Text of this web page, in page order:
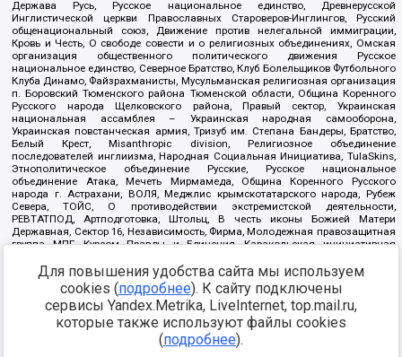
Держава Русь, Русское национальное единство, Древнерусской
Инглистической церкви Православных Староверов-Инглингов, Русский
общенациональный союз, Движение против нелегальной иммиграции,
Кровь и Честь, О свободе совести и о религиозных объединениях, Омская
организация общественного политического движения Русское
национальное единство, Северное Братство, Клуб Болельщиков Футбольного
Клуба Динамо, Файзрахманисты, Мусульманская религиозная организация
п. Боровский Тюменского района Тюменской области, Община Коренного
Русского народа Щелковского района, Правый сектор, Украинская
национальная ассамблея – Украинская народная самооборона,
Украинская повстанческая армия, Тризуб им. Степана Бандеры, Братство,
Белый Крест, Misanthropic division, Религиозное объединение
последователей инглиизма, Народная Социальная Инициатива, TulaSkins,
Этнополитическое объединение Русские, Русское национальное
объединение Атака, Мечеть Мирмамеда, Община Коренного Русского
народа г. Астрахани, ВОЛЯ, Меджлис крымскотатарского народа, Рубеж
Севера, ТОЙС, О противодействии экстремистской деятельности,
РЕВТАТПОД, Артподготовка, Штольц, В честь иконы Божией Матери
Державная, Сектор 16, Независимость, Фирма, Молодежная правозащитная
группа МПГ, Курсом Правды и Единения, Каракольская инициативная
Благотворительный пансионат Ак Умут, Русская республика Русь,
Арестантское уголовное единство, Башкорт, Нация и свобода, W.H.С., Фалунь
Дафа, Иртыш Ultras, Русский Патриотический клуб-Новокузнецк/РПК,
Сибирский державный союз, Фонд борьбы с коррупцией, Фонд защиты прав
граждан, Штабы Навального, Совет граждан СССР Прикубанского округа г.
https://minjust.gov.ru/ru/documents/7822/
Для повышения удобства сайта мы используем
cookies (подробнее). К сайту подключены
сервисы Yandex.Metrika, LiveInternet, top.mail.ru,
которые также используют файлы cookies
(подробнее).